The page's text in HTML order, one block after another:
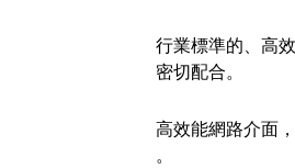
行業標準的、高
密切配合。
高效能網路介面
。